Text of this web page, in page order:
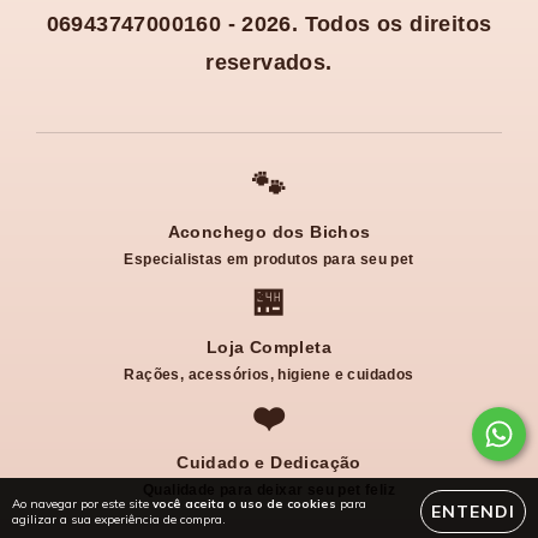
Ao navegar por este site você aceita o uso de cookies para
agilizar a sua experiência de compra.
ENTENDI
06943747000160 - 2026. Todos os direitos
reservados.
🐾
Aconchego dos Bichos
Especialistas em produtos para seu pet
🏪
Loja Completa
Rações, acessórios, higiene e cuidados
❤️
Cuidado e Dedicação